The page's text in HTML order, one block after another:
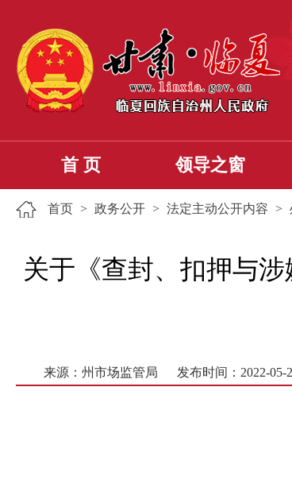
首 页 领导之窗
首页 > 政务公开 > 法定主动公开内容 >
关于《查封、扣押与
来源：州市场监管局 发布时间：2022-05-